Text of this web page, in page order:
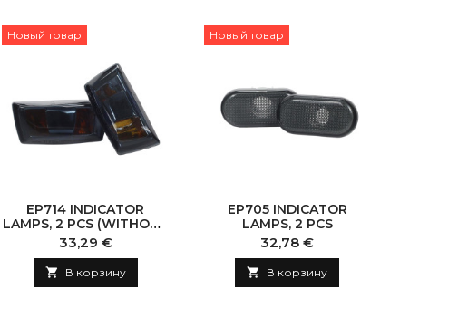
Новый товар
EP714 INDICATOR
LAMPS, 2 PCS (WITHOUT
BULB)
Цена
33,29 €
 В корзину
Новый товар
EP705 INDICATOR
LAMPS, 2 PCS
Цена
32,78 €
 В корзину